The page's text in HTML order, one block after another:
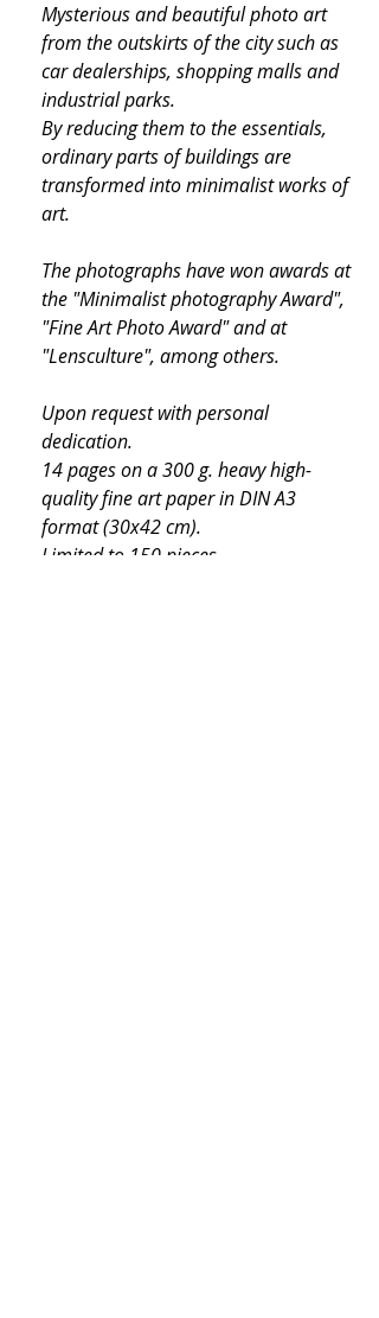
Mysterious and beautiful photo art
from the outskirts of the city such as
car dealerships, shopping malls and
industrial parks.
By reducing them to the essentials,
ordinary parts of buildings are
transformed into minimalist works of
art.
The photographs have won awards at
the "Minimalist photography Award",
"Fine Art Photo Award" and at
"Lensculture", among others.
Upon request with personal
dedication.
14 pages on a 300 g. heavy high-
quality fine art paper in DIN A3
format (30x42 cm).
Limited to 150 pieces.